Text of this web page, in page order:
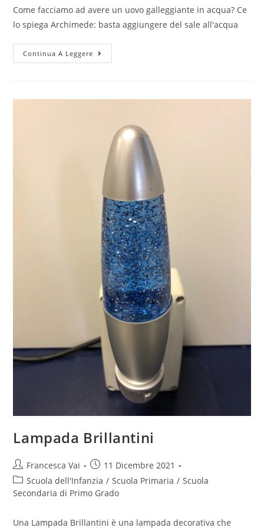
Come facciamo ad avere un uovo galleggiante in acqua? Ce
lo spiega Archimede: basta aggiungere del sale all'acqua
Continua A Leggere
galleggiante
Lampada Brillantini
Post
author:
Francesca Vai
Post
published:
11 Dicembre 2021
Post
category:
Scuola dell'Infanzia / Scuola Primaria / Scuola
Secondaria di Primo Grado
Una Lampada Brillantini è una lampada decorativa che